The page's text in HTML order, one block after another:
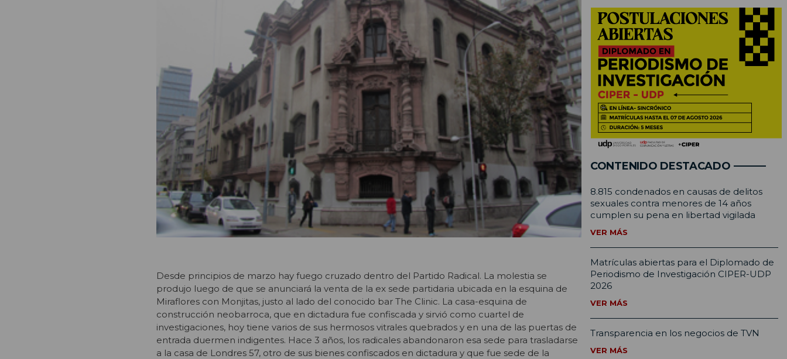
Desde principios de marzo hay fuego cruzado dentro del Partido Radical. La molestia se
produjo luego de que se anunciará la venta de la ex sede partidaria ubicada en la esquina de
Miraflores con Monjitas, justo al lado del conocido bar The Clinic. La casa-esquina de
construcción neobarroca, que en dictadura fue confiscada y sirvió como cuartel de
investigaciones, hoy tiene varios de sus hermosos vitrales quebrados y en una de las puertas de
entrada duermen indigentes. Hace 3 años, los radicales abandonaron esa sede para trasladarse
a la casa de Londres 57, otro de sus bienes confiscados en dictadura y que fue sede de la
CONTENIDO DESTACADO
8.815 condenados en causas de delitos
sexuales contra menores de 14 años
cumplen su pena en libertad vigilada
VER MÁS
Matrículas abiertas para el Diplomado de
Periodismo de Investigación CIPER-UDP
2026
VER MÁS
Transparencia en los negocios de TVN
VER MÁS